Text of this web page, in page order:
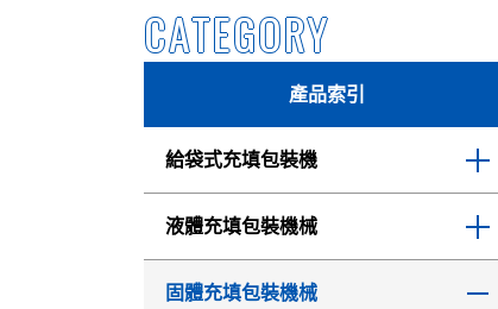
CATEGORY
產品索引
給袋式充填包裝機
TOP-8-230 自動取袋-充填-封口包裝機
液體充填包裝機械
TOP-M250L 高溫液體&黏稠液體自動充
填封口包裝機
固體充填包裝機械